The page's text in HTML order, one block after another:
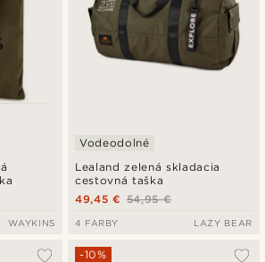
WAYKINS
Lealand zelená skladacia
cestovná taška
Vodeodolné
54,95 €
49,45 €
4 FARBY LAZY BEAR
-10%